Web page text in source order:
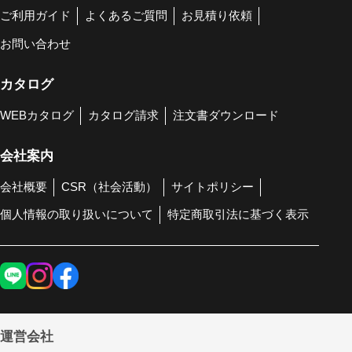
ご利用ガイド よくあるご質問 お見積り依頼
お問い合わせ
カタログ
WEBカタログ カタログ請求 注文書ダウンロード
会社案内
会社概要 CSR（社会活動） サイトポリシー
個人情報の取り扱いについて 特定商取引法に基づく表示
運営会社